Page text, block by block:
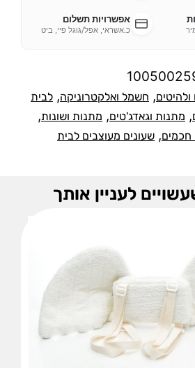
אפשרויות תשלום
כ.אשראי, אפל/גוגל פיי, ביט
, חשמל ואלקטרוניקה, לבית
, מתנות וגאדג'טים, מתנות ושונות,
חכמים, שעונים מעוצבים לבית
לעניין אותך